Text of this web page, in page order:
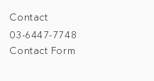
Contact
03-6447-7748
Contact Form